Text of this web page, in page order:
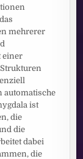
mehrerer
einer
automatische
ist
die
die
dabei
die